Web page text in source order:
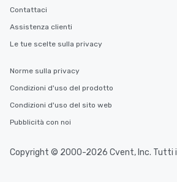
Contattaci
Assistenza clienti
Le tue scelte sulla privacy
Norme sulla privacy
Condizioni d'uso del prodotto
Condizioni d'uso del sito web
Pubblicità con noi
Copyright © 2000-2026 Cvent, Inc. Tutti